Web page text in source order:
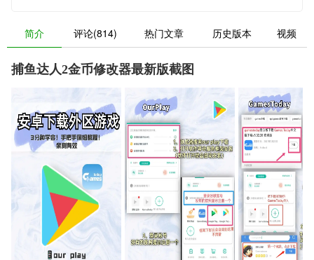
简介 评论(814) 热门文章 历史版本 视频
捕鱼达人2金币修改器最新版截图